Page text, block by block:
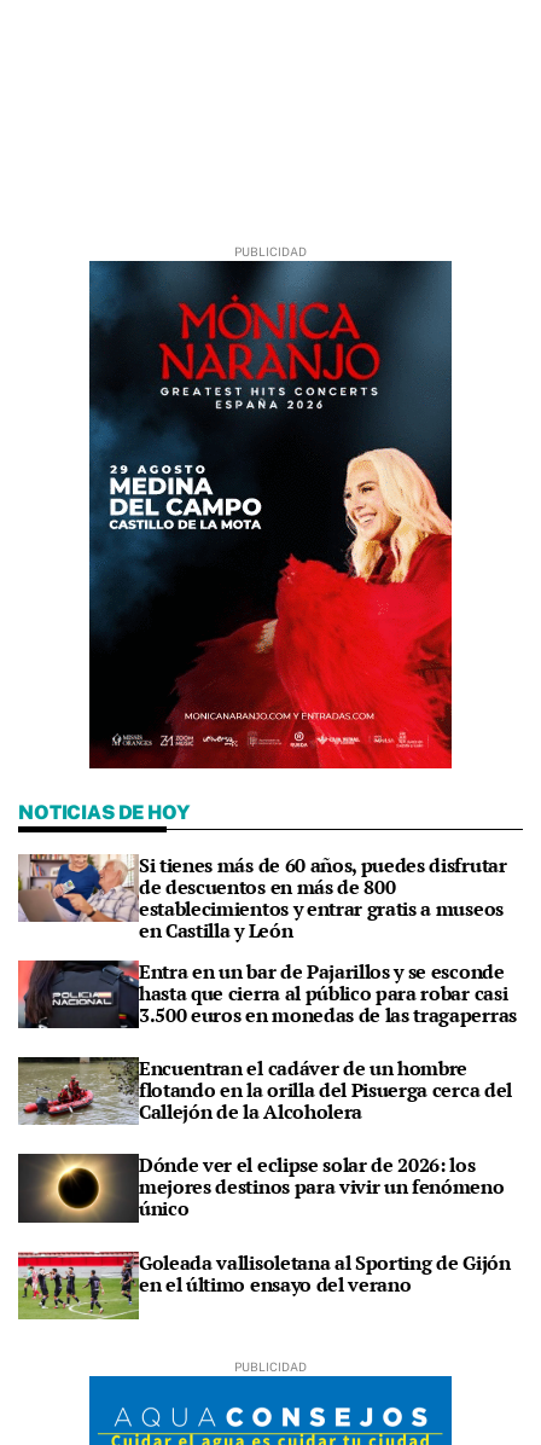
NOTICIAS DE HOY
Si tienes más de 60 años, puedes disfrutar
de descuentos en más de 800
establecimientos y entrar gratis a museos
en Castilla y León
Entra en un bar de Pajarillos y se esconde
hasta que cierra al público para robar casi
3.500 euros en monedas de las tragaperras
Encuentran el cadáver de un hombre
flotando en la orilla del Pisuerga cerca del
Callejón de la Alcoholera
Dónde ver el eclipse solar de 2026: los
mejores destinos para vivir un fenómeno
único
Goleada vallisoletana al Sporting de Gijón
en el último ensayo del verano